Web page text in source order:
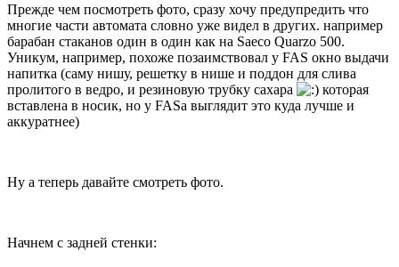
Прежде чем посмотреть фото, сразу хочу предупредить что
многие части автомата словно уже видел в других. например
барабан стаканов один в один как на Saeco Quarzo 500.
Уникум, например, похоже позаимствовал у FAS окно выдачи
напитка (саму нишу, решетку в нише и поддон для слива
пролитого в ведро, и резиновую трубку сахара
которая
вставлена в носик, но у FASа выглядит это куда лучше и
аккуратнее)
Ну а теперь давайте смотреть фото.
Начнем с задней стенки: